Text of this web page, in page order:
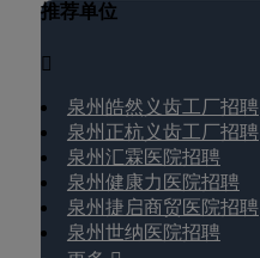
推荐单位

泉州皓然义齿工厂招聘
泉州正杭义齿工厂招聘
泉州汇霖医院招聘
泉州健康力医院招聘
泉州捷启商贸医院招聘
泉州世纳医院招聘